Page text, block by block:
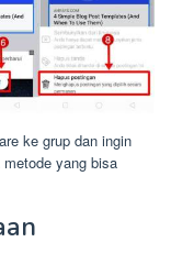
ke grup dan ingin
yang bisa